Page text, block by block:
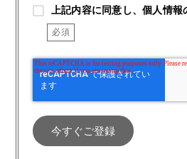
上記内容に同意し、個人情